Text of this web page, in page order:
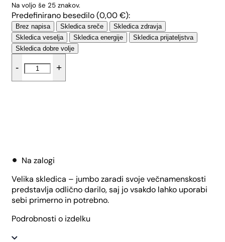
Na voljo še 25 znakov.
Predefinirano besedilo (0,00€):
Brez napisa Skledica sreče
Skledica zdravja
Skledica veselja
Skledica energije
Skledica prijateljstva
Skledica dobre volje
-
kosmiče
+
Na zalogi
Velika skledica – jumbo zaradi svoje večnamenskosti
predstavlja odlično darilo, saj jo vsakdo lahko uporabi
sebi primerno in potrebno.
Podrobnosti o izdelku